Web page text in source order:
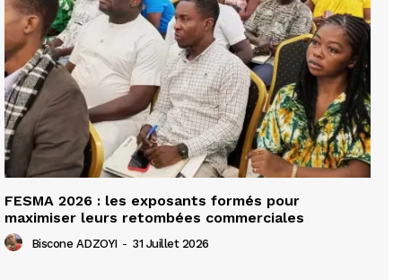
FESMA 2026 : les exposants formés pour
maximiser leurs retombées commerciales
Biscone ADZOYI - 31 Juillet 2026